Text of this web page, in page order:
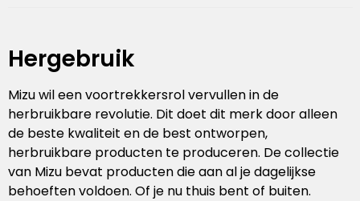
Hergebruik
Mizu wil een voortrekkersrol vervullen in de
herbruikbare revolutie. Dit doet dit merk door alleen
de beste kwaliteit en de best ontworpen,
herbruikbare producten te produceren. De collectie
van Mizu bevat producten die aan al je dagelijkse
behoeften voldoen. Of je nu thuis bent of buiten.